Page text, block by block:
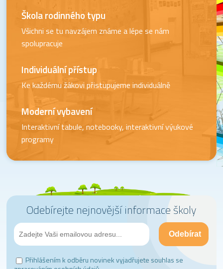
Škola rodinného typu
Všichni se tu navzájem známe a lépe se nám
spolupracuje
Individuální přístup
Ke každému žákovi přistupujeme individuálně
Moderní vybavení
Interaktivní tabule, notebooky, interaktivní výukové
programy
Odebírejte nejnovější informace školy
Přihlášením k odběru novinek vyjadřujete souhlas se